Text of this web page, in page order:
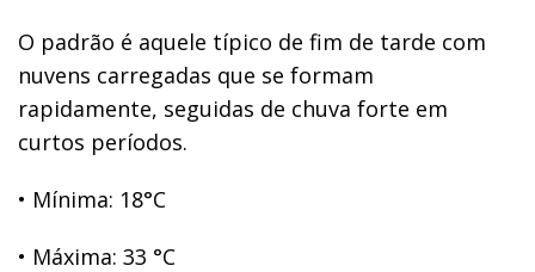
O padrão é aquele típico de fim de tarde com
nuvens carregadas que se formam
rapidamente, seguidas de chuva forte em
curtos períodos.
• Mínima: 18°C
• Máxima: 33 °C